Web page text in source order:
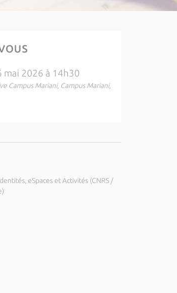
mai 2026 à 14h30
Campus Mariani, Campus Mariani,
eSpaces et Activités (CNRS /